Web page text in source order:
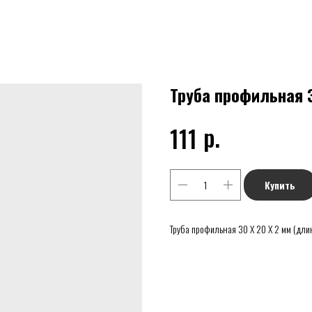
Труба
111 р.
Купить
Труба профильная 30 Х 20 Х 2 мм